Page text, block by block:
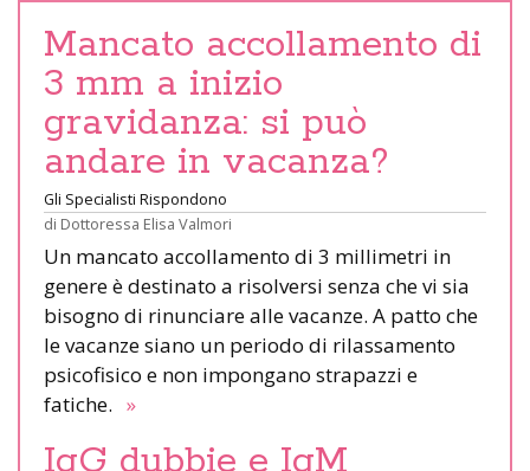
Mancato accollamento di
3 mm a inizio
gravidanza: si può
andare in vacanza?
Gli Specialisti Rispondono
di Dottoressa Elisa Valmori
Un mancato accollamento di 3 millimetri in
genere è destinato a risolversi senza che vi sia
bisogno di rinunciare alle vacanze. A patto che
le vacanze siano un periodo di rilassamento
psicofisico e non impongano strapazzi e
fatiche. »